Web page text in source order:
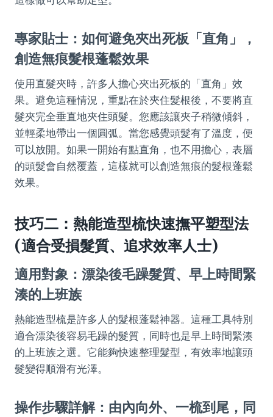
專家貼士：如何避免夾出死板「直角」，
創造無痕髮根蓬鬆效果
使用直髮夾時，許多人擔心夾出死板的「直角」效
果。避免這種情況，重點在於夾住髮根後，不要將直
髮夾完全垂直地夾住頭髮。您應該讓夾子稍微傾斜，
並輕柔地帶出一個圓弧。當您感覺頭髮有了溫度，便
可以放開。如果一開始有點直角，也不用擔心，表層
的頭髮會自然覆蓋，這樣就可以創造無痕的髮根蓬鬆
效果。
技巧二：熱能造型梳快速撫平塑型法
(適合受損髮質、追求效率人士)
適用對象：漂染後毛躁髮質、早上時間緊
湊的上班族
熱能造型梳是許多人的髮根蓬鬆神器。這種工具特別
適合漂染後容易毛躁的髮質，同時也是早上時間緊湊
的上班族之選。它能夠快速整理髮型，有效率地讓頭
髮變得順滑有光澤。
操作步驟詳解：由內向外、一梳到尾，同